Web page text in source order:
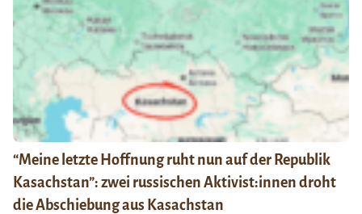
“Meine letzte Hoffnung ruht nun auf der Republik
Kasachstan”: zwei russischen Aktivist:innen droht
die Abschiebung aus Kasachstan